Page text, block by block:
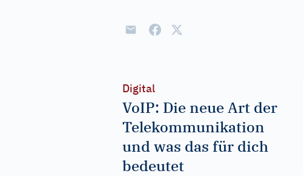
Digital
VoIP: Die neue Art der
Telekommunikation
und was das für dich
bedeutet